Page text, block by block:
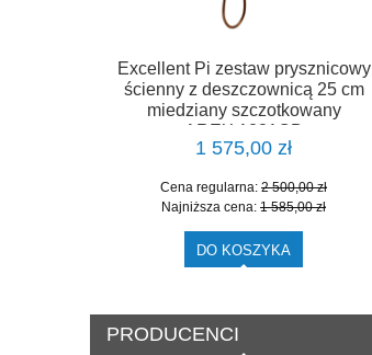
Excellent Pi zestaw prysznicowy
ścienny z deszczownicą 25 cm
miedziany szczotkowany
AREX.1281CB
1 575,00 zł
Cena regularna: 2 500,00 zł
Najniższa cena: 1 585,00 zł
DO KOSZYKA
PRODUCENCI